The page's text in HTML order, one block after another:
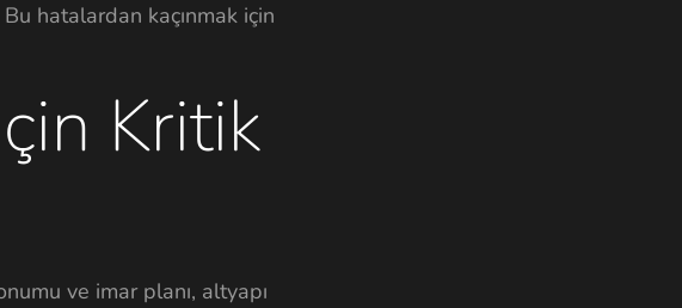
hatalardan kaçınmak için
Kritik
ve imar planı, altyapı